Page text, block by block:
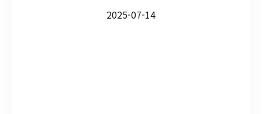
2025-07-14